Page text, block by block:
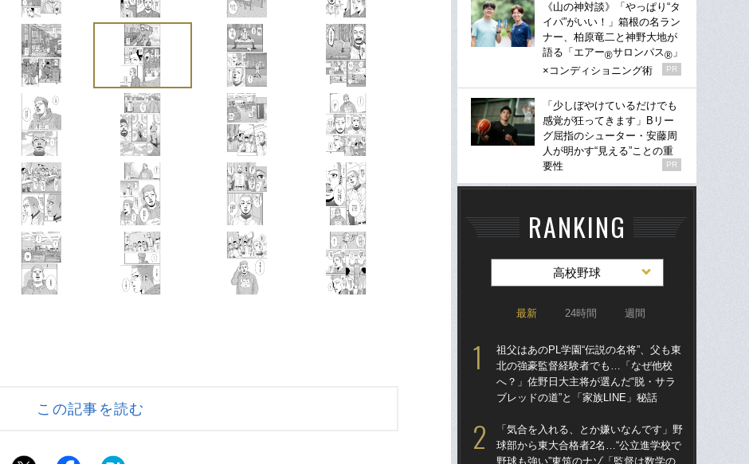
この記事を読む
《山の神対談》「やっぱり“タ
イパ”がいい！」箱根の名ラン
ナー、柏原竜二と神野大地が
語る「エアー®サロンパス® 」
×コンディショニング術
PR
「少しぼやけているだけでも
感覚が狂ってきます」Bリー
グ屈指のシューター・安藤周
人が明かす“見える”ことの重
要性
PR
RANKING
高校野球
最新 24時間 週間
祖父はあのPL学園“伝説の名将”、父も東
北の強豪監督経験者でも…「なぜ他校
へ？」佐野日大主将が選んだ“脱・サラ
ブレッドの道”と「家族LINE」秘話
「気合を入れる、とか嫌いなんです」野
球部から東大合格者2名…“公立進学校で
野球も強い”東筑のナゾ「監督は数学の